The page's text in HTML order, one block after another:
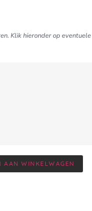
Klik hieronder op
AAN WINKELWAGEN